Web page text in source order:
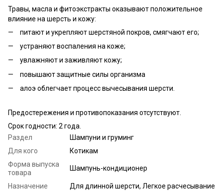
Травы, масла и фитоэкстракты оказывают положительное
влияние на шерсть и кожу:
питают и укрепляют шерстяной покров, смягчают его;
устраняют воспаления на коже;
увлажняют и заживляют кожу;
повышают защитные силы организма
алоэ облегчает процесс вычесывания шерсти.
Предостережения и противопоказания отсутствуют.
Срок годности: 2 года.
Раздел
Шампуни и груминг
Для кого
Котикам
Форма выпуска
товара
Шампунь-кондиционер
Назначение
Для длинной шерсти, Легкое расчесывание